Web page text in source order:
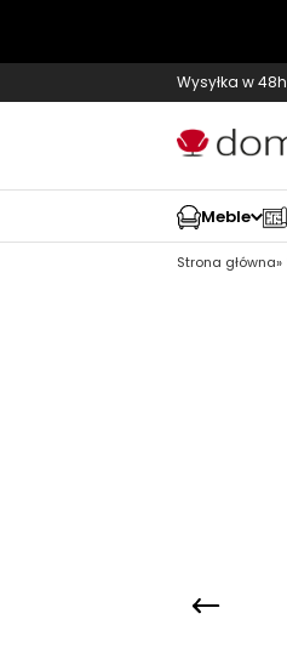
Wysyłka w 48h
Meble
Strona główna